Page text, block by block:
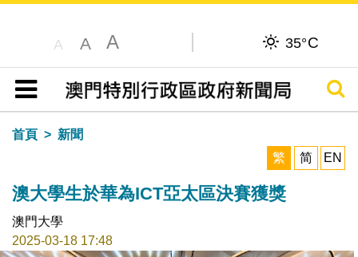
A A A 35°C
目錄
搜尋
首頁
新聞
繁
简 EN
澳大學生於華為ICT亞太區決賽獲獎
澳門大學
2025-03-18 17:48